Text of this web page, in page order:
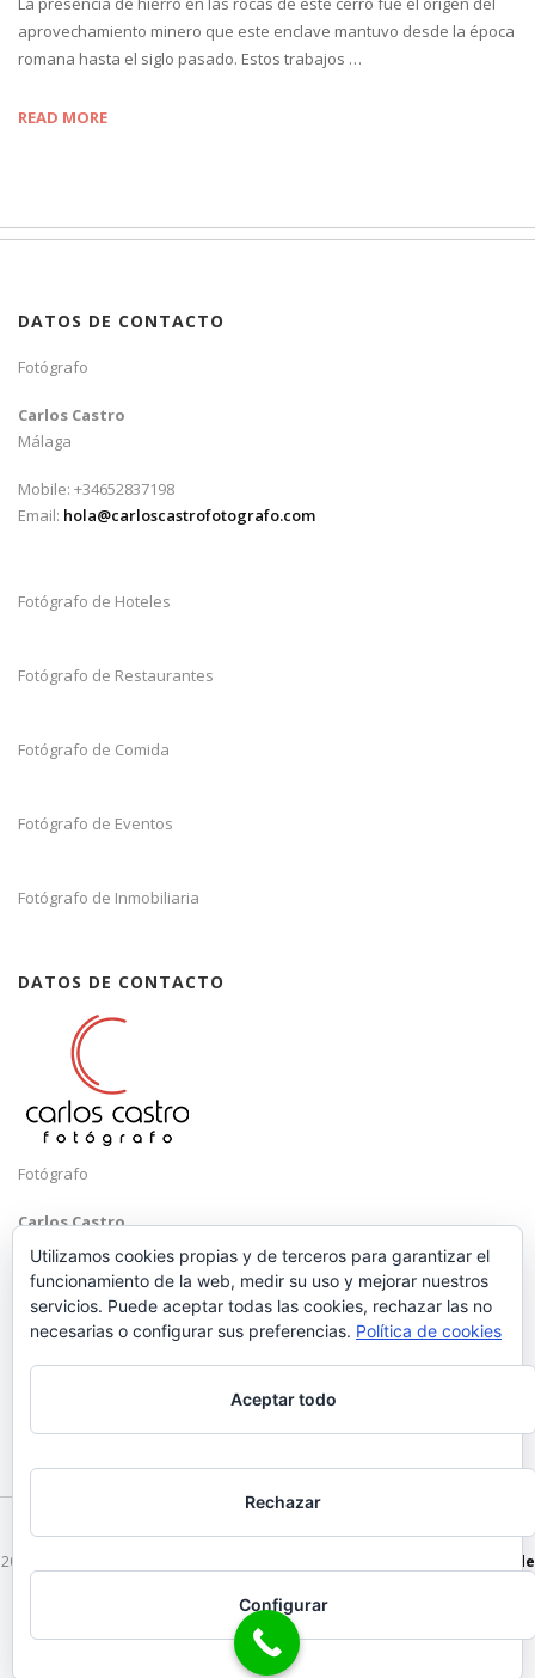
aprovechamiento minero que este enclave mantuvo desde la época
romana hasta el siglo pasado. Estos trabajos …
READ MORE
DATOS DE CONTACTO
Fotógrafo
Carlos Castro
Málaga
Mobile: +34652837198
Email: hola@carloscastrofotografo.com
Fotógrafo de Hoteles
Fotógrafo de Restaurantes
Fotógrafo de Comida
Fotógrafo de Eventos
Fotógrafo de Inmobiliaria
DATOS DE CONTACTO
Fotógrafo
Carlos Castro
Málaga
Mobile: +34 652 83 71 98
hola@carloscastrofotografo.com
2026 © Carlos Castro Fotógrafo - hola@carloscastrofotografo.com -
Vídeo de
Utilizamos cookies propias y de terceros para garantizar el
funcionamiento de la web, medir su uso y mejorar nuestros
servicios. Puede aceptar todas las cookies, rechazar las no
necesarias o configurar sus preferencias. Política de cookies
Aceptar todo
Rechazar
Configurar